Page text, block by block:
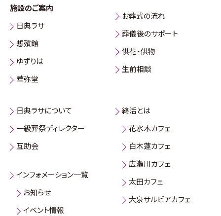
施設のご案内
日典ラサ
想殯館
ゆずりは
華弥堂
お葬式の流れ
葬儀後のサポート
供花・供物
生前相談
日典ラサについて
一級葬祭ディレクター
互助会
インフォメーション一覧
お知らせ
イベント情報
終活とは
花水木カフェ
白木蓮カフェ
広瀬川カフェ
太田カフェ
大泉サルビアカフェ